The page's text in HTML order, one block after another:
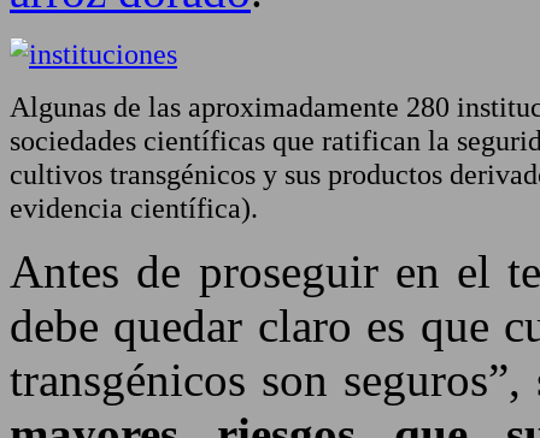
Algunas de las aproximadamente 280
sociedades científicas que ratifican la
cultivos transgénicos y sus productos
evidencia científica).
Antes de proseguir en el
debe quedar claro es que
transgénicos son